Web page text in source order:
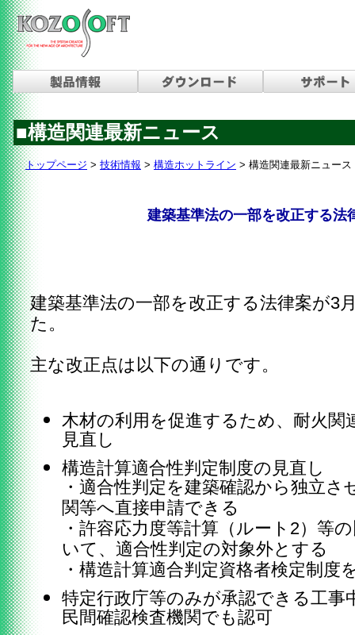
■構造関連最新ニュース
トップページ > 技術情報 > 構造ホットライン > 構造関連最新ニュース
建築基準法の一部を改正する法
建築基準法の一部を改正する法律案が3
た。
主な改正点は以下の通りです。
木材の利用を促進するため、耐火関
見直し
構造計算適合性判定制度の見直し
・適合性判定を建築確認から独立
関等へ直接申請できる
・許容応力度等計算（ルート2）等
いて、適合性判定の対象外とする
・構造計算適合判定資格者検定制度
特定行政庁等のみが承認できる工事
民間確認検査機関でも認可